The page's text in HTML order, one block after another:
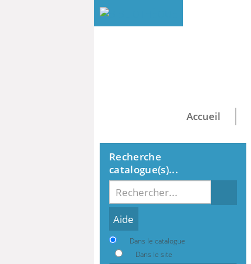
Accueil
Recherche
catalogue(s)...
Dans le catalogue
Dans le site